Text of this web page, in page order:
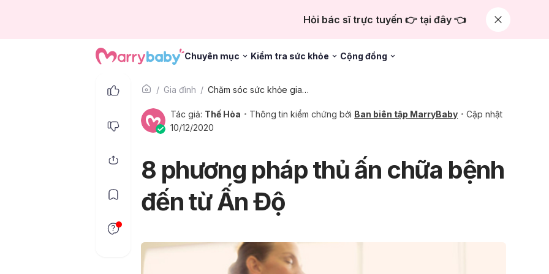
Hỏi bác sĩ trực tuyến 👉 tại đây 👈
Chuyên mục Kiểm tra sức khỏe Cộng đồng
Gia đình Chăm sóc sức khỏe gia đình
Tác giả: Thế Hòa Thông tin kiểm chứng bởi Ban biên tập MarryBaby
Cập nhật
10/12/2020
8 phương pháp thủ ấn chữa bệnh
đến từ Ấn Độ